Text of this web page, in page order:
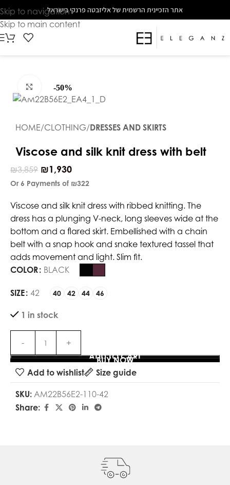
The
beginning
of
web
main
Skip to navigation
Skip to main content
אתר הזכיינית הרשמית של אליזבטה פרנקי בישראל
-50%
Click to enlarge
HOME CLOTHING DRESSES AND SKIRTS
Viscose and silk knit dress with belt
₪3,859 ₪1,930
Or 6 Payments of ₪322
Viscose and silk knit dress with ribbed knitting. The
dress has a plunging V-neck, long sleeves wide at the
bottom and a flared skirt. Embellished with a chain
belt with a snap hook and snake textured tassel that
adds movement and light. Slim fit.
COLOR BLACK
SIZE 42 40 42 44 46
1 in stock
ADD TO CART
BUY NOW
Add to wishlist
Size guide
SKU: AM22B56E2-110-42
Share: